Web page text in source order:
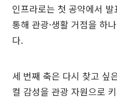
인프라로는 첫 공약에서
통해 관광·생활 거점을 하
다.
세 번째 축은 다시 찾고 싶
컬 감성을 관광 자원으로